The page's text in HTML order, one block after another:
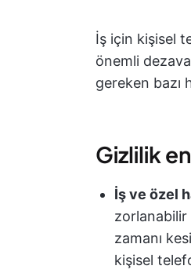
İş için kişisel
önemli
gereken bazı
Gizlilik
İş ve özel
zorlanabilir
zamanı
kişisel